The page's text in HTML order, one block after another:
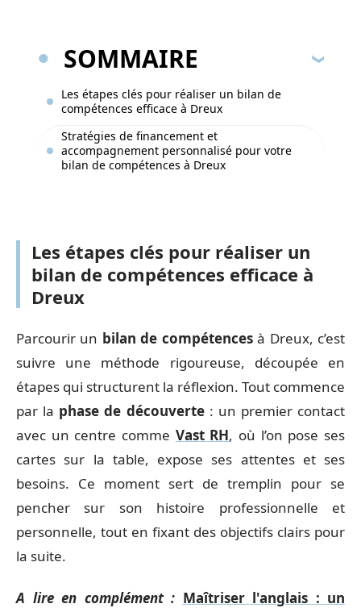
SOMMAIRE
Les étapes clés pour réaliser un bilan de
compétences efficace à Dreux
Stratégies de financement et
accompagnement personnalisé pour votre
bilan de compétences à Dreux
Les étapes clés pour réaliser un
bilan de compétences efficace à
Dreux
Parcourir un bilan de compétencesà Dreux, c’est
suivre une méthode rigoureuse, découpée en
étapes qui structurent la réflexion. Tout commence
par la phase de découverte: un premier contact
avec un centre comme Vast RH, où l’on pose ses
cartes sur la table, expose ses attentes et ses
besoins. Ce moment sert de tremplin pour se
pencher sur son histoire professionnelle et
personnelle, tout en fixant des objectifs clairs pour
la suite.
A lire en complément : Maîtriser l'anglais : un